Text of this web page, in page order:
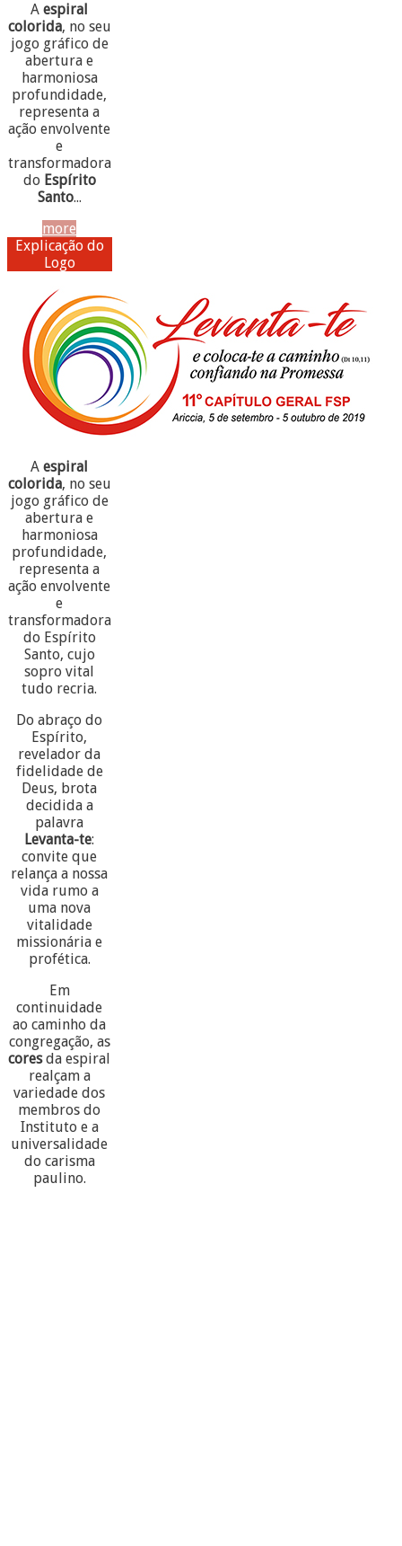
Aespiral
colorida, no seu
jogo gráfico de
abertura e
harmoniosa
profundidade,
representa a
ação envolvente
e
transformadora
do Espírito
Santo...
more
Explicação do
Logo
Aespiral
colorida, no seu
jogo gráfico de
abertura e
harmoniosa
profundidade,
representa a
ação envolvente
e
transformadora
do Espírito
Santo, cujo
sopro vital
tudo recria.
Do abraço do
Espírito,
revelador da
fidelidade de
Deus, brota
decidida a
palavra
Levanta-te:
convite que
relança a nossa
vida rumo a
uma nova
vitalidade
missionária e
profética.
Em
continuidade
ao caminho da
congregação, as
coresda espiral
realçam a
variedade dos
membros do
Instituto e a
universalidade
do carisma
paulino.